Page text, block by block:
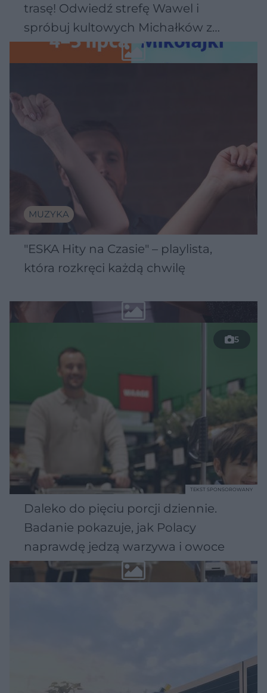
trasę! Odwiedź strefę Wawel i
spróbuj kultowych Michałków z
Wawelu
MUZYKA
"ESKA Hity na Czasie" – playlista,
która rozkręci każdą chwilę
5
Daleko do pięciu porcji dziennie.
Badanie pokazuje, jak Polacy
naprawdę jedzą warzywa i owoce
TEKST SPONSOROWANY